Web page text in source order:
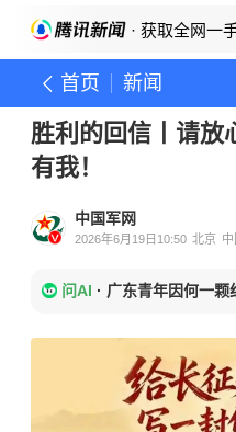
· 获取全网一
首页 新闻
胜利的回信丨请放
有我！
中国军网
2026年6月19日10:50 北京
问AI · 广东青年因何一颗